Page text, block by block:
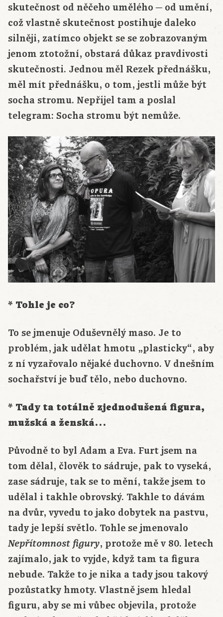
skutečnost od něčeho umělého ─ od umění,
což vlastně skutečnost postihuje daleko
silněji, zatímco objekt se se zobrazovaným
jenom ztotožní, obstará důkaz pravdivosti
skutečnosti. Jednou měl Rezek přednášku,
měl mít přednášku, o tom, jestli může být
socha stromu. Nepřijel tam a poslal
telegram: Socha stromu být nemůže.
* Tohle je co?
To se jmenuje Oduševnělý maso. Je to
problém, jak udělat hmotu „plasticky“, aby
z ní vyzařovalo nějaké duchovno. V dnešním
sochařství je buď tělo, nebo duchovno.
* Tady ta totálně zjednodušená figura,
mužská a ženská…
Původně to byl Adam a Eva. Furt jsem na
tom dělal, člověk to sádruje, pak to vyseká,
zase sádruje, tak se to mění, takže jsem to
udělal i takhle obrovský. Takhle to dávám
na dvůr, vyvedu to jako dobytek na pastvu,
tady je lepší světlo. Tohle se jmenovalo
Nepřítomnost figury, protože mě v 80. letech
zajímalo, jak to vyjde, když tam ta figura
nebude. Takže to je nika a tady jsou takový
pozůstatky hmoty. Vlastně jsem hledal
figuru, aby se mi vůbec objevila, protože